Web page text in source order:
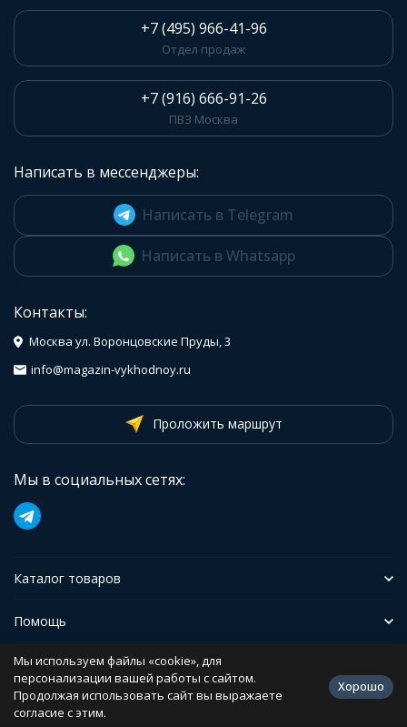
+7 (495) 966-41-96
Отдел продаж
+7 (916) 666-91-26
ПВЗ Москва
Написать в мессенджеры:
Написать в Telegram
Написать в Whatsapp
Контакты:
Москва ул. Воронцовские Пруды, 3
info@magazin-vykhodnoy.ru
Проложить маршрут
Мы в социальных сетях:
Каталог товаров
Помощь
Иформация
Политика персональных данных
Мы используем файлы «cookie», для
персонализации вашей работы с сайтом.
Продолжая использовать сайт вы выражаете
согласие с этим.
Хорошо